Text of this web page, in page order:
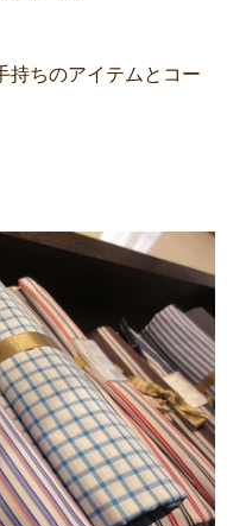
持ちのアイテムとコー